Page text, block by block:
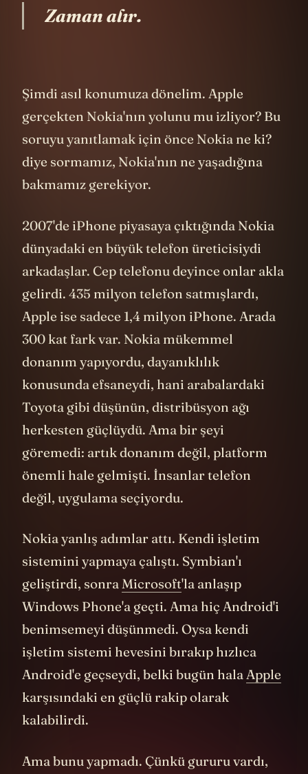
Şimdi asıl konumuza dönelim. Apple
gerçekten Nokia'nın yolunu mu izliyor? Bu
soruyu yanıtlamak için önce Nokia ne ki?
diye sormamız, Nokia'nın ne yaşadığına
2007'de iPhone piyasaya çıktığında Nokia
dünyadaki en büyük telefon üreticisiydi
arkadaşlar. Cep telefonu deyince onlar akla
gelirdi. 435 milyon telefon satmışlardı,
Apple ise sadece 1,4 milyon iPhone. Arada
300 kat fark var. Nokia mükemmel
donanım yapıyordu, dayanıklılık
konusunda efsaneydi, hani arabalardaki
Toyota gibi düşünün, distribüsyon ağı
herkesten güçlüydü. Ama bir şeyi
göremedi: artık donanım değil, platform
önemli hale gelmişti. İnsanlar telefon
Nokia yanlış adımlar attı. Kendi işletim
sistemini yapmaya çalıştı. Symbian'ı
geliştirdi, sonraMicrosoft'la anlaşıp
Windows Phone'a geçti. Ama hiç Android'i
benimsemeyi düşünmedi. Oysa kendi
işletim sistemi hevesini bırakıp hızlıca
Android'e geçseydi, belki bugün hala
karşısındaki en güçlü rakip olarak